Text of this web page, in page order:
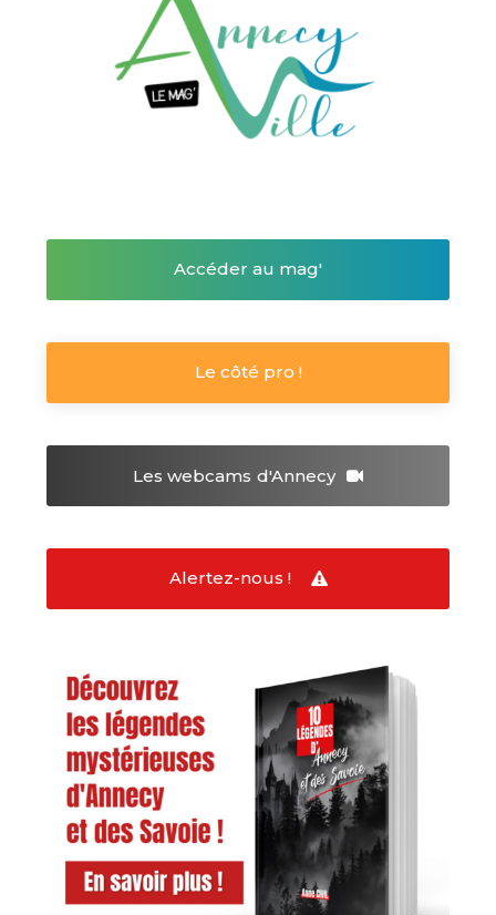
Accéder au mag'
Le côté pro !
Les webcams d'Annecy
Alertez-nous !